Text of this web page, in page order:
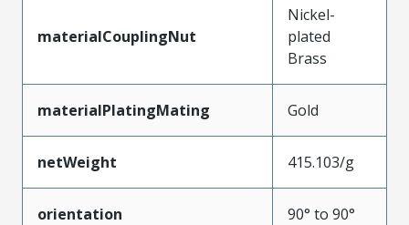
materialCouplingNut
Nickel-
plated
Brass
materialPlatingMating Gold
netWeight 415.103/g
orientation 90° to 90°